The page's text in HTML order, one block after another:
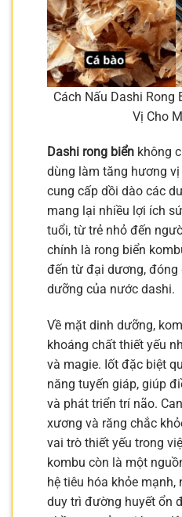
Cách Nấu Dashi Rong
Vị Cho
Dashi rong biển không
dùng làm tăng hương
cung cấp dồi dào các
mang lại nhiều lợi ích
tuổi, từ trẻ nhỏ đến
chính là rong biển
đến từ đại dương, đóng
dưỡng của nước dashi.
Về mặt dinh dưỡng,
khoáng chất thiết yếu
và magie. Iốt đặc biệt
năng tuyến giáp, giúp
và phát triển trí não.
xương và răng chắc
vai trò thiết yếu trong
kombu còn là một
hệ tiêu hóa khỏe
duy trì đường huyết ổn